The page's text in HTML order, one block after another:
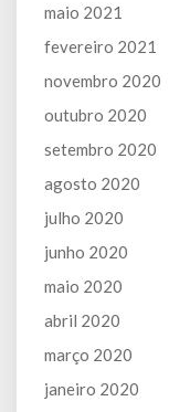
maio 2021
fevereiro 2021
novembro 2020
outubro 2020
setembro 2020
agosto 2020
julho 2020
junho 2020
maio 2020
abril 2020
março 2020
janeiro 2020